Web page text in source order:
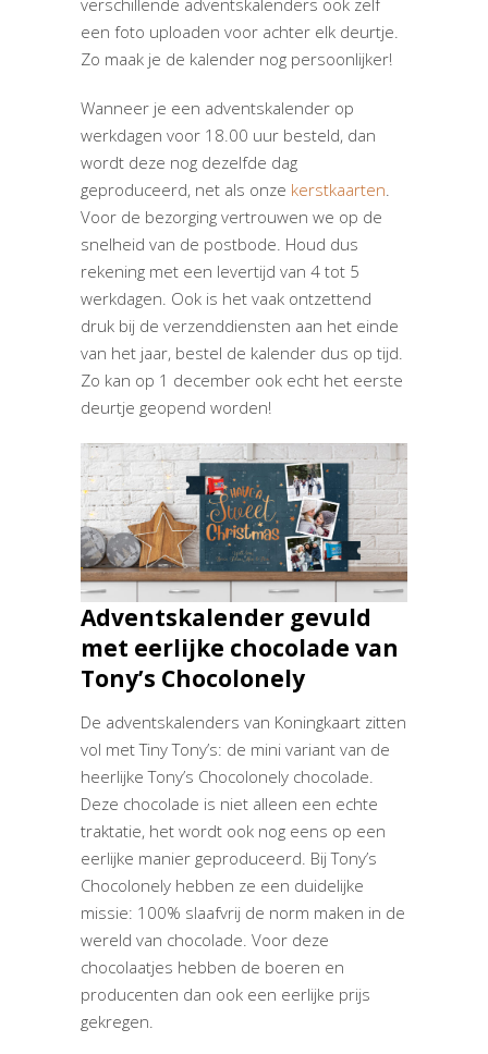
een foto uploaden voor achter elk deurtje.
Zo maak je de kalender nog persoonlijker!
Wanneer je een adventskalender op
werkdagen voor 18.00 uur besteld, dan
wordt deze nog dezelfde dag
geproduceerd, net als onze kerstkaarten
Voor de bezorging vertrouwen we op de
snelheid van de postbode. Houd dus
rekening met een levertijd van 4 tot 5
werkdagen. Ook is het vaak ontzettend
druk bij de verzenddiensten aan het einde
van het jaar, bestel de kalender dus op tijd.
Zo kan op 1 december ook echt het eerste
deurtje geopend worden!
Adventskalender gevuld
met eerlijke chocolade van
Tony’s Chocolonely
De adventskalenders van Koningkaart zitten
vol met Tiny Tony’s: de mini variant van de
heerlijke Tony’s Chocolonely chocolade.
Deze chocolade is niet alleen een echte
traktatie, het wordt ook nog eens op een
eerlijke manier geproduceerd. Bij Tony’s
Chocolonely hebben ze een duidelijke
missie: 100% slaafvrij de norm maken in de
wereld van chocolade. Voor deze
chocolaatjes hebben de boeren en
producenten dan ook een eerlijke prijs
gekregen.